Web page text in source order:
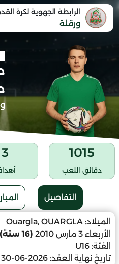
الرابطة الجهوية لكرة
ورقلة
1015
دقائق اللعب
3
التفاصيل
الميلاد: Ouargla, OUARGLA
الأربعاء 3 مارس 2010
(16 سنة)
الفئة: U16
تاريخ نهاية العقد: 2026-06-30